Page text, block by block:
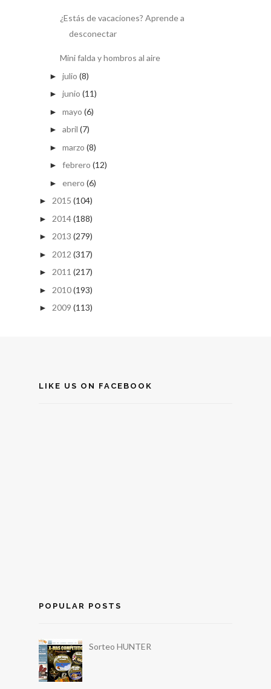
¿Estás de vacaciones? Aprende a
desconectar
Mini falda y hombros al aire
► julio (8)
► junio (11)
► mayo (6)
► abril (7)
► marzo (8)
► febrero (12)
► enero (6)
► 2015 (104)
► 2014(188)
► 2013 (279)
► 2012 (317)
► 2011 (217)
► 2010(193)
► 2009 (113)
LIKE US ON FACEBOOK
POPULAR POSTS
Sorteo HUNTER